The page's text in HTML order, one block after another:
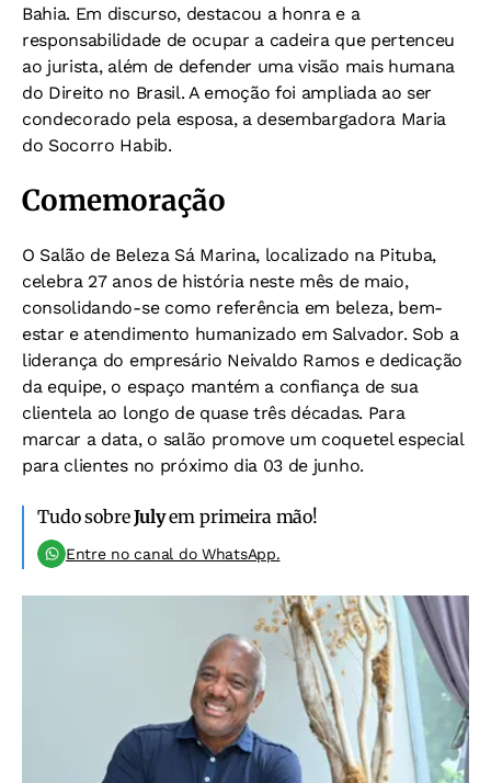
Bahia. Em discurso, destacou a honra e a
responsabilidade de ocupar a cadeira que pertenceu
ao jurista, além de defender uma visão mais humana
do Direito no Brasil. A emoção foi ampliada ao ser
condecorado pela esposa, a desembargadora Maria
do Socorro Habib.
Comemoração
O Salão de Beleza Sá Marina, localizado na Pituba,
celebra 27 anos de história neste mês de maio,
consolidando-se como referência em beleza, bem-
estar e atendimento humanizado em Salvador. Sob a
liderança do empresário Neivaldo Ramos e dedicação
da equipe, o espaço mantém a confiança de sua
clientela ao longo de quase três décadas. Para
marcar a data, o salão promove um coquetel especial
para clientes no próximo dia 03 de junho.
Tudo sobreJulyem primeira mão!
Entre no canal do WhatsApp.